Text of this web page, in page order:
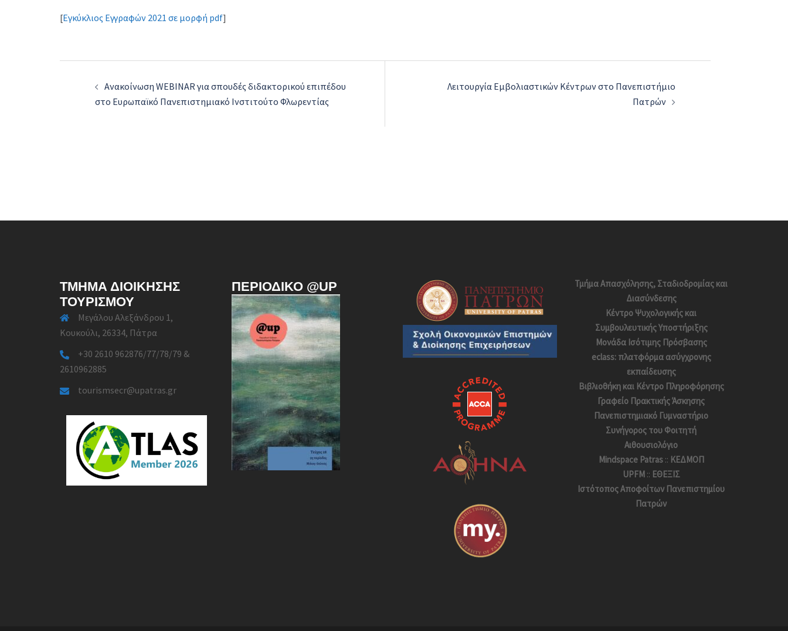
[Εγκύκλιος Εγγραφών 2021 σε μορφή pdf]
navigation
Ανακοίνωση WEBINAR για σπουδές διδακτορικού επιπέδου
στο Ευρωπαϊκό Πανεπιστημιακό Ινστιτούτο Φλωρεντίας
Λειτουργία Εμβολιαστικών Κέντρων στο Πανεπιστήμιο
Πατρών
ΤΜΉΜΑ ΔΙΟΊΚΗΣΗΣ
ΤΟΥΡΙΣΜΟΎ
Μεγάλου Αλεξάνδρου 1,
Κουκούλι, 26334, Πάτρα
+30 2610 962876/77/78/79 &
2610962885
tourismsecr@upatras.gr
ΠΕΡΙΟΔΙΚΌ @UP
Τμήμα Απασχόλησης, Σταδιοδρομίας και
Διασύνδεσης
Κέντρο Ψυχολογικής και
Συμβουλευτικής Υποστήριξης
Μονάδα Ισότιμης Πρόσβασης
eclass: πλατφόρμα ασύγχρονης
εκπαίδευσης
Βιβλιοθήκη και Κέντρο Πληροφόρησης
Γραφείο Πρακτικής Άσκησης
Πανεπιστημιακό Γυμναστήριο
Συνήγορος του Φοιτητή
Αιθουσιολόγιο
Mindspace Patras:: ΚΕΔΜΟΠ
UPFM:: ΕΘΕΞΙΣ
Ιστότοπος Αποφoίτων Πανεπιστημίου
Πατρών